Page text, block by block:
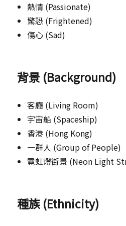
熱情 (Passionate)
驚恐 (Frightened)
傷心 (Sad)
背景 (Background)
客廳 (Living Room)
宇宙船 (Spaceship)
香港 (Hong Kong)
一群人 (Group of People)
霓虹燈街景 (Neon Light
種族 (Ethnicity)